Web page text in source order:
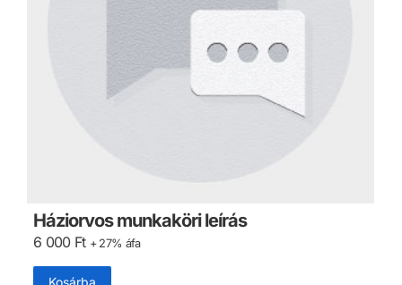
Háziorvos munkaköri leírás
6 000 Ft + 27% áfa
Kosárba